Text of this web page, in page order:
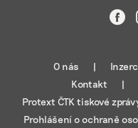
O nás
Kontakt
Protext ČTK tiskové
Prohlášení o ochraně